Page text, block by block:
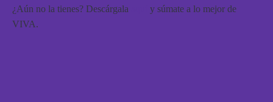
¿Aún no la tienes? Descárgala
y súmate a lo mejor de
VIVA.